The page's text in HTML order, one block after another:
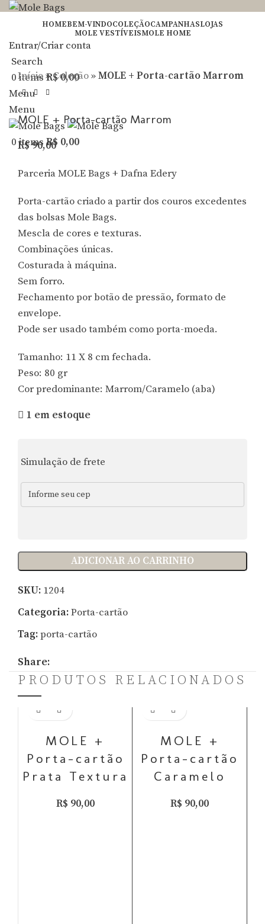
HOMEBEM-VINDOCOLEÇÃOCAMPANHASLOJAS
MOLE VESTÍVEISMOLE HOME
Entrar/Criar conta
Search
0items R$0,00
Menu
Menu
0items R$ 0,00
Clique para Zoom
Início»Coleção»MOLE + Porta-cartão Marrom
MOLE + Porta-cartão Marrom
R$90,00
Parceria MOLE Bags + Dafna Edery
Porta-cartão criado a partir dos couros excedentes
das bolsas Mole Bags.
Mescla de cores e texturas.
Combinações únicas.
Costurada à máquina.
Sem forro.
Fechamento por botão de pressão, formato de
envelope.
Pode ser usado também como porta-moeda.
Tamanho: 11 X 8 cm fechada.
Peso: 80 gr
Cor predominante: Marrom/Caramelo (aba)
1 em estoque
Simulação de frete
ADICIONAR AO CARRINHO
SKU: 1204
Categoria:Porta-cartão
Tag:porta-cartão
Share:
PRODUTOS RELACIONADOS
MOLE +
Porta-cartão
Prata Textura
R$ 90,00
MOLE +
Porta-cartão
Caramelo
R$ 90,00